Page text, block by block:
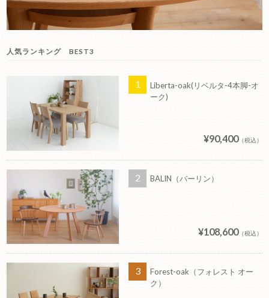
人気ランキング BEST3
Liberta-oak(リベルタ-4本脚-オ
ーク)
¥90,400（税込）
BALIN（バーリン）
¥108,600（税込）
Forest-oak（フォレスト オー
ク）